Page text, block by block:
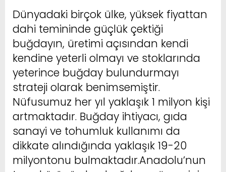
Dünyadaki birçok ülke, yüksek fiyattan
dahi temininde güçlük çektiği
buğdayın, üretimi açısından kendi
kendine yeterli olmayı ve stoklarında
yeterince buğday bulundurmayı
strateji olarak benimsemiştir.
Nüfusumuz her yıl yaklaşık 1 milyon kişi
artmaktadır. Buğday ihtiyacı, gıda
sanayi ve tohumluk kullanımı da
dikkate alındığında yaklaşık 19-20
milyontonu bulmaktadır.Anadolu’nun